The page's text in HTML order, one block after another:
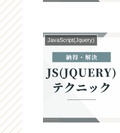
JavaScript(Jquery)